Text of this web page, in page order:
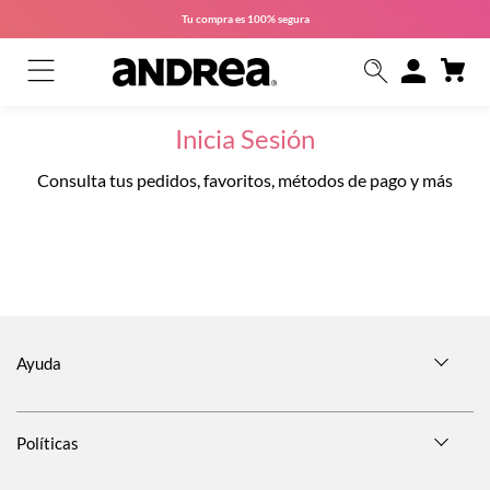
Tu compra es 100% segura
Inicia Sesión
Consulta tus pedidos, favoritos, métodos de pago y más
Ayuda
Políticas